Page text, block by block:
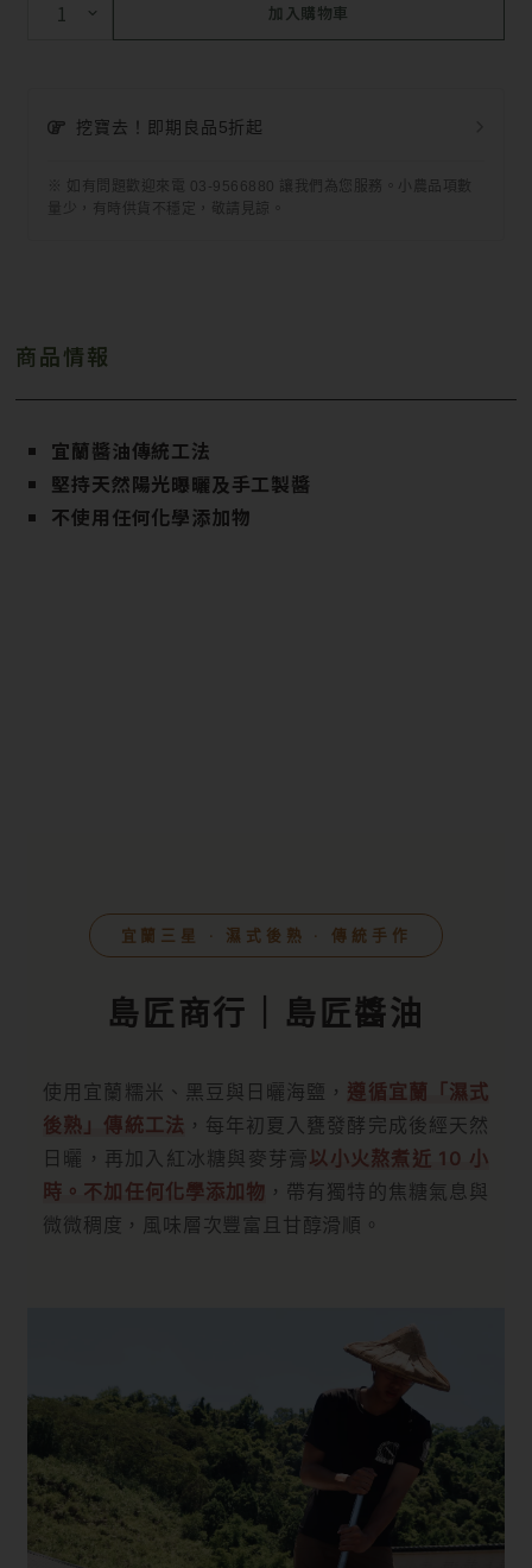
加入購物車
挖寶去！即期良品5折起
※ 如有問題歡迎來電 03-9566880 讓我們為您服務。小農品項數
量少，有時供貨不穩定，敬請見諒。
商品情報
宜蘭醬油傳統工法
堅持天然陽光曝曬及手工製醬
不使用任何化學添加物
宜蘭三星 ‧ 濕式後熟 ‧ 傳統手作
島匠商行｜島匠醬油
使用宜蘭糯米、黑豆與日曬海鹽， 遵循宜蘭「濕式
後熟」傳統工法 ，每年初夏入甕發酵完成後經天然
日曬，再加入紅冰糖與麥芽膏以小火熬煮近 10 小
時。不加任何化學添加物 ，帶有獨特的焦糖氣息與
微微稠度，風味層次豐富且甘醇滑順。